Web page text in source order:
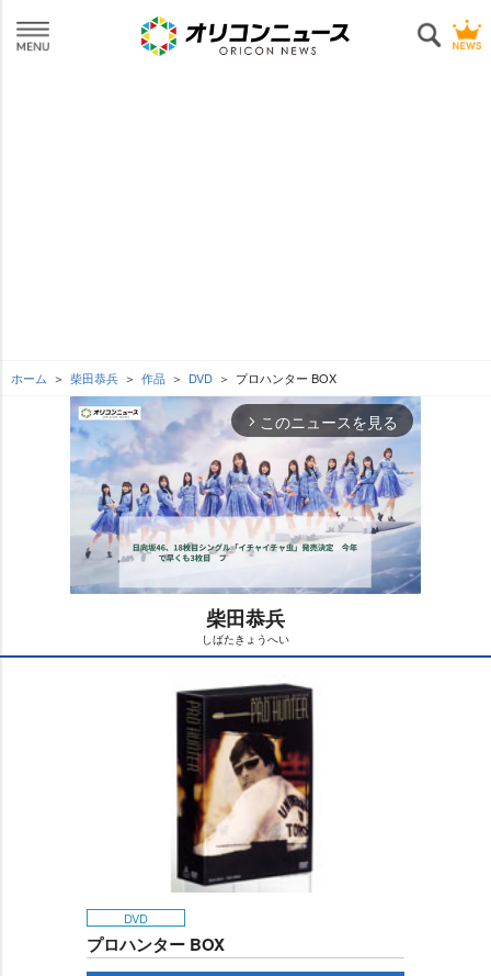
ホーム 柴田恭兵 作品 DVD プロハンター BOX
arrow_forward_ios このニュースを見る
M
柴田恭兵
しばたきょうへい
DVD
プロハンター BOX